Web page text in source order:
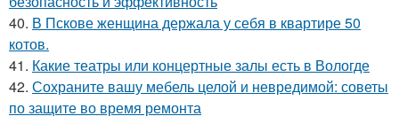
40. В Пскове женщина держала у себя в квартире 50
котов.
41. Какие театры или концертные залы есть в Вологде
42. Сохраните вашу мебель целой и невредимой: советы
по защите во время ремонта